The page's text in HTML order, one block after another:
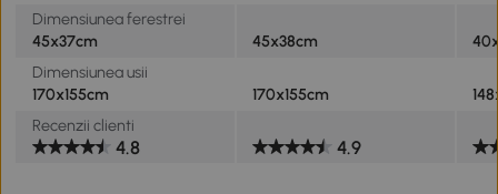
Dimensiunea ferestrei
45x37cm
45x38cm
Dimensiunea usii
170x155cm
170x155cm
Recenzii clienti
4.8 4.9